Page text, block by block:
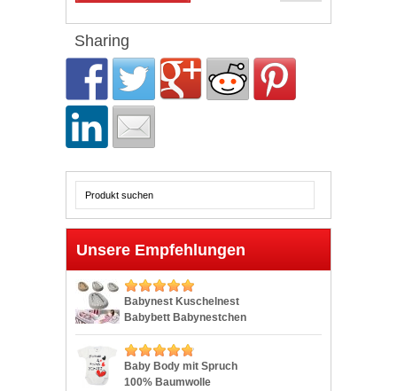
Sharing
Unsere Empfehlungen
Babynest Kuschelnest
Babybett Babynestchen
Reisebett Stillkissen 80
x 40 cm (80×40 cm, Grau
-Sterne Nr. 23)
Baby Body mit Spruch
100% Baumwolle